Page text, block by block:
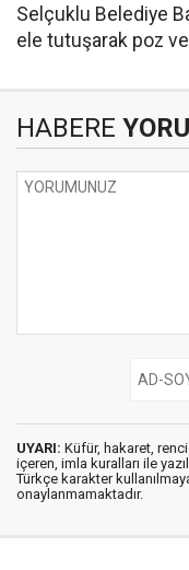
Selçuklu Belediye
ele tutuşarak poz
HABERE
UYARI: Küfür, hakaret,
içeren, imla kuralları ile
Türkçe karakter
onaylanmamaktadır.